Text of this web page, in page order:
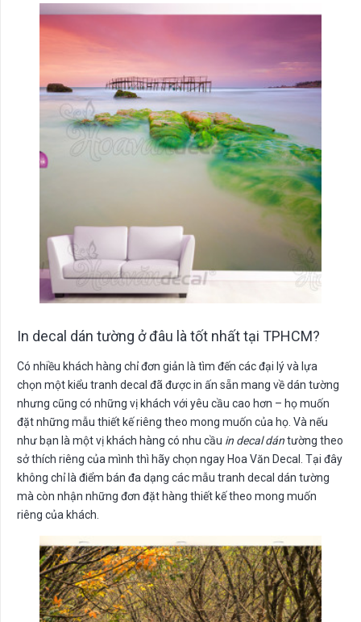
In decal dán tường ở đâu là tốt nhất tại TPHCM?
Có nhiều khách hàng chỉ đơn giản là tìm đến các đại lý và lựa
chọn một kiểu tranh decal đã được in ấn sẵn mang về dán tường
nhưng cũng có những vị khách với yêu cầu cao hơn – họ muốn
đặt những mẫu thiết kế riêng theo mong muốn của họ. Và nếu
như bạn là một vị khách hàng có nhu cầu in decal dántường theo
sở thích riêng của mình thì hãy chọn ngay Hoa Văn Decal. Tại đây
không chỉ là điểm bán đa dạng các mẫu tranh decal dán tường
mà còn nhận những đơn đặt hàng thiết kế theo mong muốn
riêng của khách.